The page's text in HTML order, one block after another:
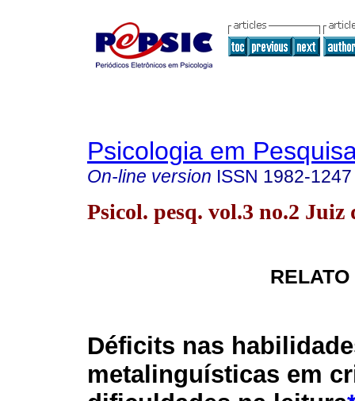
Psicologia em
On-line version ISSN 1982-1247
Psicol. pesq. vol.3 no.2 Juiz
Déficits nas
metalinguísticas em